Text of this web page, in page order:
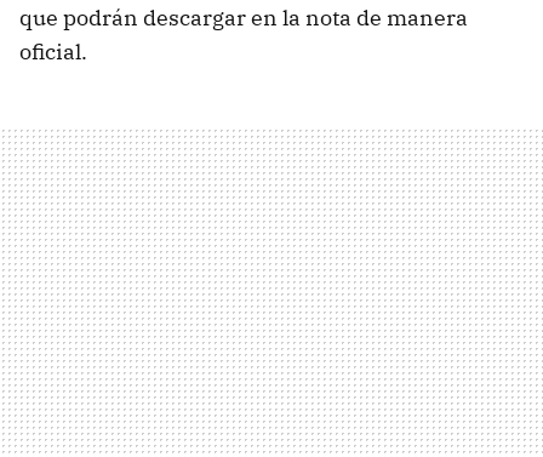
que podrán descargar en la nota de manera
oficial.